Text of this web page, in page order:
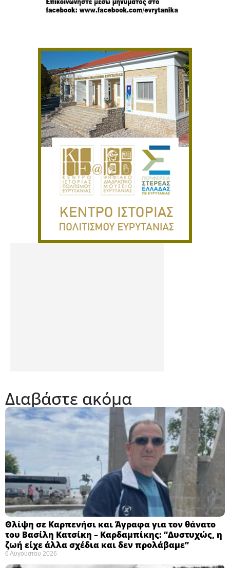
Διαβάστε ακόμα
Θλίψη σε Καρπενήσι και Άγραφα για τον θάνατο
του Βασίλη Κατσίκη – Καρδαμπίκης: “Δυστυχώς, η
ζωή είχε άλλα σχέδια και δεν προλάβαμε”
6 Αυγούστου 2026